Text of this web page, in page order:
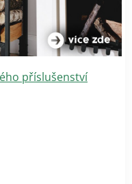
příslušenství